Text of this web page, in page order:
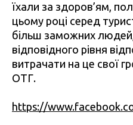
їхали за здоров’ям,
цьому році серед
більш заможних людей,
відповідного рівня
витрачати на це свої
ОТГ.
https://